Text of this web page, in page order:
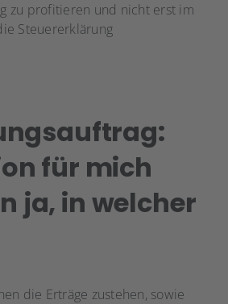
zu profitieren und nicht erst im
Steuererklärung
für mich
ja, in welcher
die Erträge zustehen, sowie